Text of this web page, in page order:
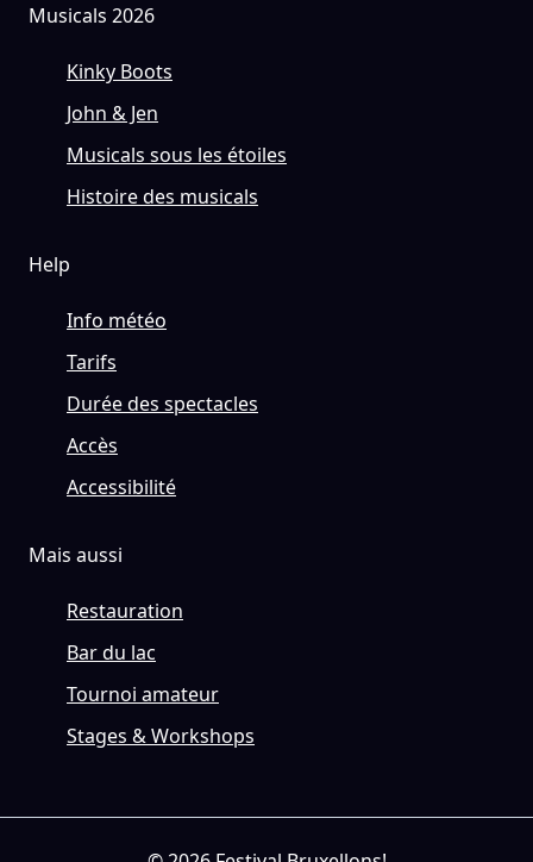
Musicals 2026
Kinky Boots
John & Jen
Musicals sous les étoiles
Histoire des musicals
Help
Info météo
Tarifs
Durée des spectacles
Accès
Accessibilité
Mais aussi
Restauration
Bar du lac
Tournoi amateur
Stages & Workshops